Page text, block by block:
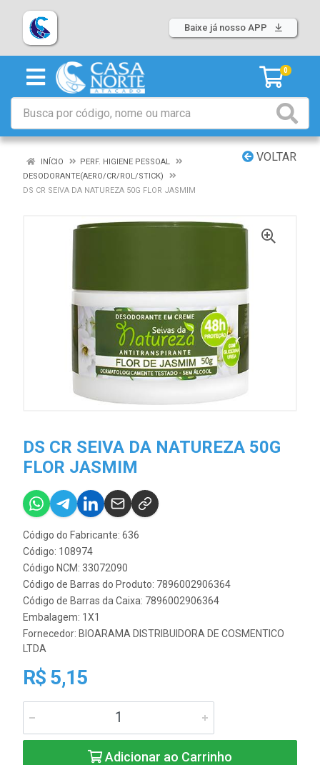
Baixe já nosso APP
0
VOLTAR
INÍCIO
PERF. HIGIENE PESSOAL
DESODORANTE(AERO/CR/ROL/STICK)
DS CR SEIVA DA NATUREZA 50G FLOR JASMIM
DS CR SEIVA DA NATUREZA 50G
FLOR JASMIM
Código do Fabricante: 636
Código: 108974
Código NCM: 33072090
Código de Barras do Produto: 7896002906364
Código de Barras da Caixa: 7896002906364
Embalagem: 1X1
Fornecedor: BIOARAMA DISTRIBUIDORA DE COSMENTICO
LTDA
R$ 5,15
Adicionar ao Carrinho